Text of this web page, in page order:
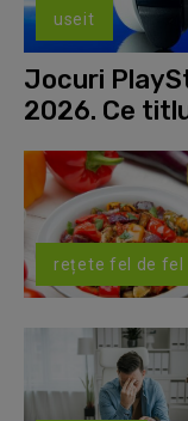
useit
Jocuri
2026. Ce
rețete fel de fel